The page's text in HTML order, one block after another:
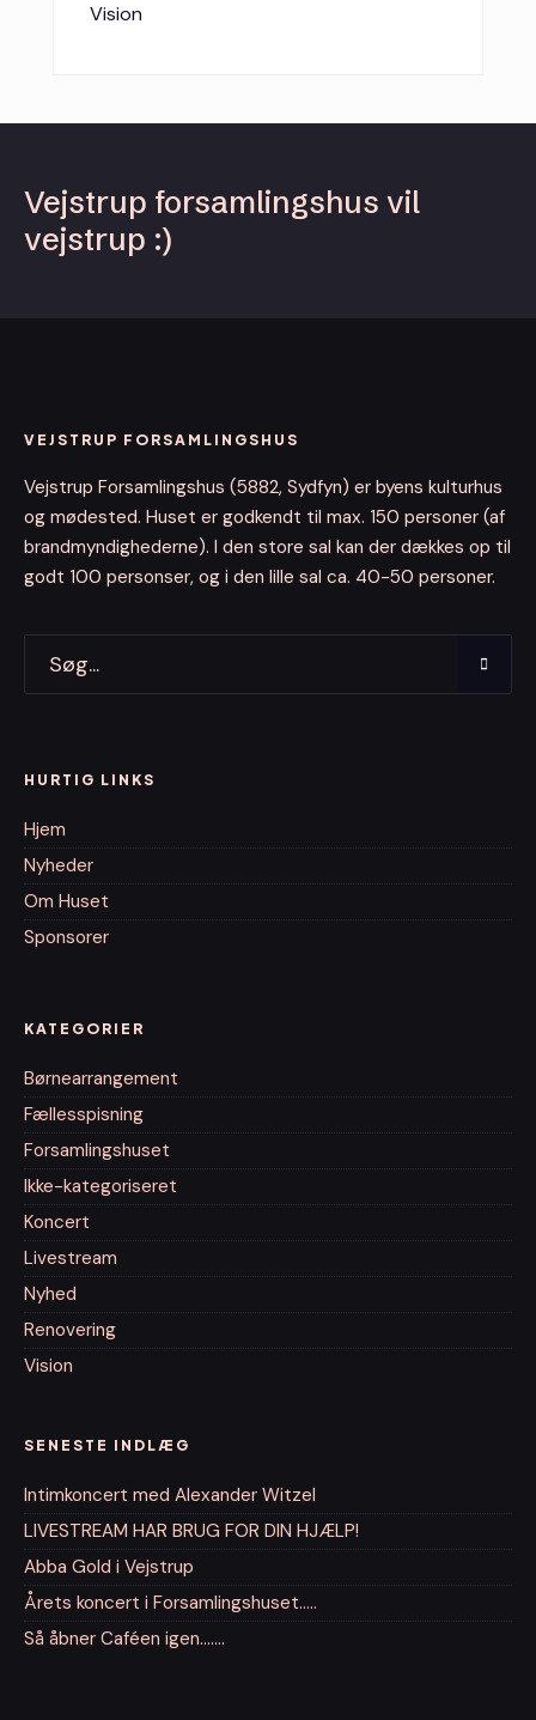
Vision
Vejstrup forsamlingshus vil
vejstrup :)
VEJSTRUP FORSAMLINGSHUS
Vejstrup Forsamlingshus (5882, Sydfyn) er byens kulturhus
og mødested. Huset er godkendt til max. 150 personer (af
brandmyndighederne). I den store sal kan der dækkes op til
godt 100 personser, og i den lille sal ca. 40-50 personer.
HURTIG LINKS
Hjem
Nyheder
Om Huset
Sponsorer
KATEGORIER
Børnearrangement
Fællesspisning
Forsamlingshuset
Ikke-kategoriseret
Koncert
Livestream
Nyhed
Renovering
Vision
SENESTE INDLÆG
Intimkoncert med Alexander Witzel
LIVESTREAM HAR BRUG FOR DIN HJÆLP!
Abba Gold i Vejstrup
Årets koncert i Forsamlingshuset…..
Så åbner Caféen igen…….